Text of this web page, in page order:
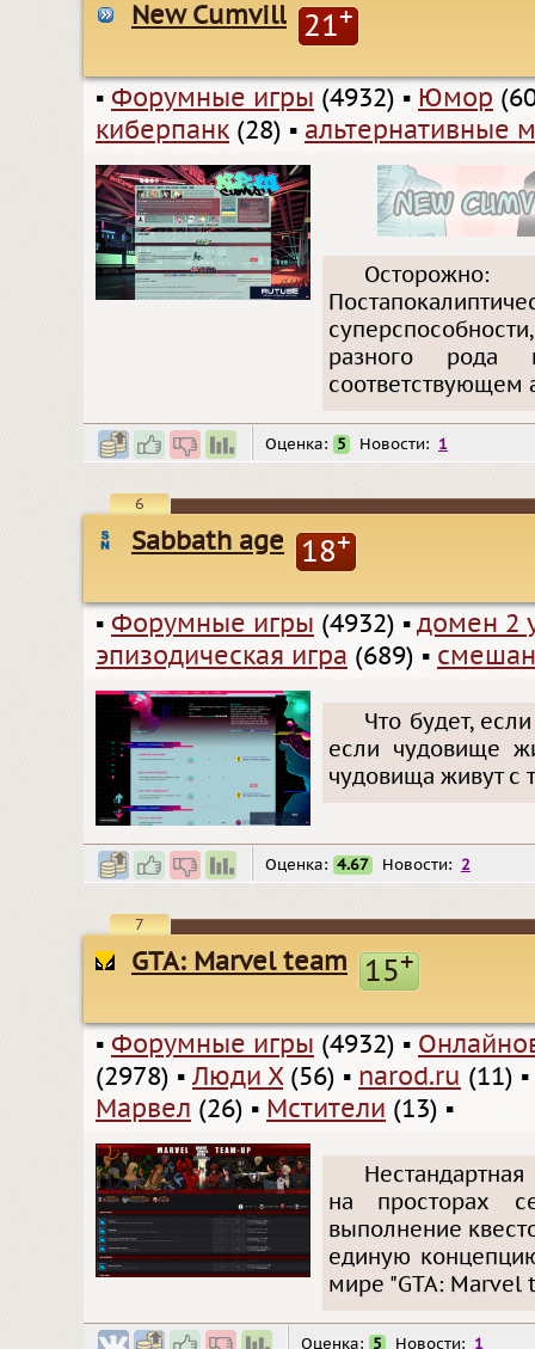
New Cumvill 21+
▪ Форумные игры (4932) ▪ Юмор
киберпанк (28) ▪ альтернативные
разного рода
соответствующем
Оценка: 5 Новости: 1
6
Sabbath age 18+
▪ Форумные игры (4932) ▪ домен 2
эпизодическая игра (689) ▪
Что будет,
если чудовище
чудовища живут с
Оценка: 4.67 Новости: 2
7
GTA: Marvel team 15+
▪ Форумные игры (4932) ▪
(2978) ▪ Люди Х(56) ▪ narod.ru (11) ▪
Марвел (26) ▪ Мстители (13) ▪
на просторах
выполнение
единую
мире "GTA:
Оценка: 5 Новости: 1